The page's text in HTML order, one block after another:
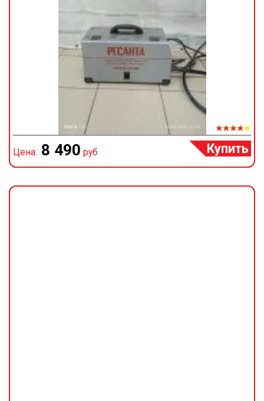
Цена: 8 490 руб Купить